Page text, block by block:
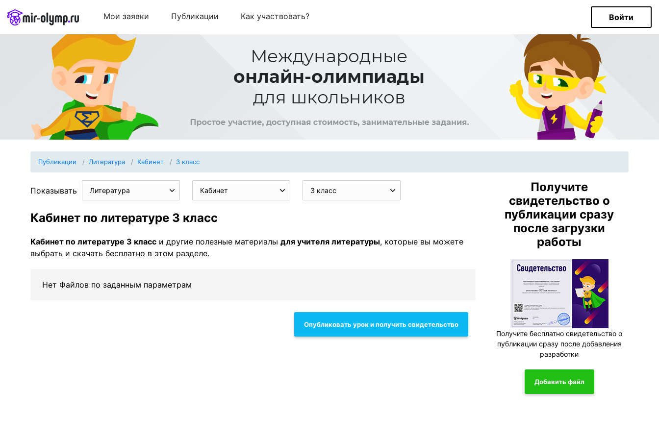
Мои заявки Публикации Как участвовать? Войти
Публикации Литература Кабинет 3 класс
Показывать Литература Кабинет 3 класс
Кабинет по литературе 3 класс
Кабинет по литературе 3 класс и другие полезные материалы для учителя литературы, которые вы можете
выбрать и скачать бесплатно в этом разделе.
Нет Файлов по заданным параметрам
Опубликовать урок и получить свидетельство
Получите
свидетельство о
публикации сразу
после загрузки
работы
Получите бесплатно свидетельство о
публикации сразу после добавления
разработки
Добавить файл